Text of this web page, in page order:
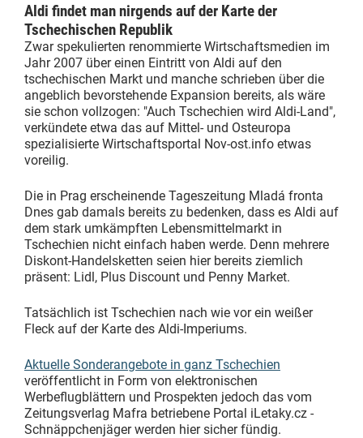
Aldi findet man nirgends auf der Karte der
Tschechischen Republik
Zwar spekulierten renommierte Wirtschaftsmedien im
Jahr 2007 über einen Eintritt von Aldi auf den
tschechischen Markt und manche schrieben über die
angeblich bevorstehende Expansion bereits, als wäre
sie schon vollzogen: "Auch Tschechien wird Aldi-Land",
verkündete etwa das auf Mittel- und Osteuropa
spezialisierte Wirtschaftsportal Nov-ost.info etwas
voreilig.
Die in Prag erscheinende Tageszeitung Mladá fronta
Dnes gab damals bereits zu bedenken, dass es Aldi auf
dem stark umkämpften Lebensmittelmarkt in
Tschechien nicht einfach haben werde. Denn mehrere
Diskont-Handelsketten seien hier bereits ziemlich
präsent: Lidl, Plus Discount und Penny Market.
Tatsächlich ist Tschechien nach wie vor ein weißer
Fleck auf der Karte des Aldi-Imperiums.
Aktuelle Sonderangebote in ganz Tschechien
veröffentlicht in Form von elektronischen
Werbeflugblättern und Prospekten jedoch das vom
Zeitungsverlag Mafra betriebene Portal iLetaky.cz -
Schnäppchenjäger werden hier sicher fündig.